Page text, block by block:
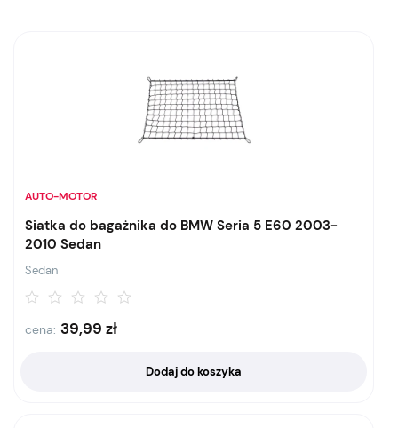
AUTO-MOTOR
Siatka do bagażnika do BMW Seria 5 E60 2003-
2010 Sedan
Sedan
cena: 39,99 zł
Dodaj do koszyka